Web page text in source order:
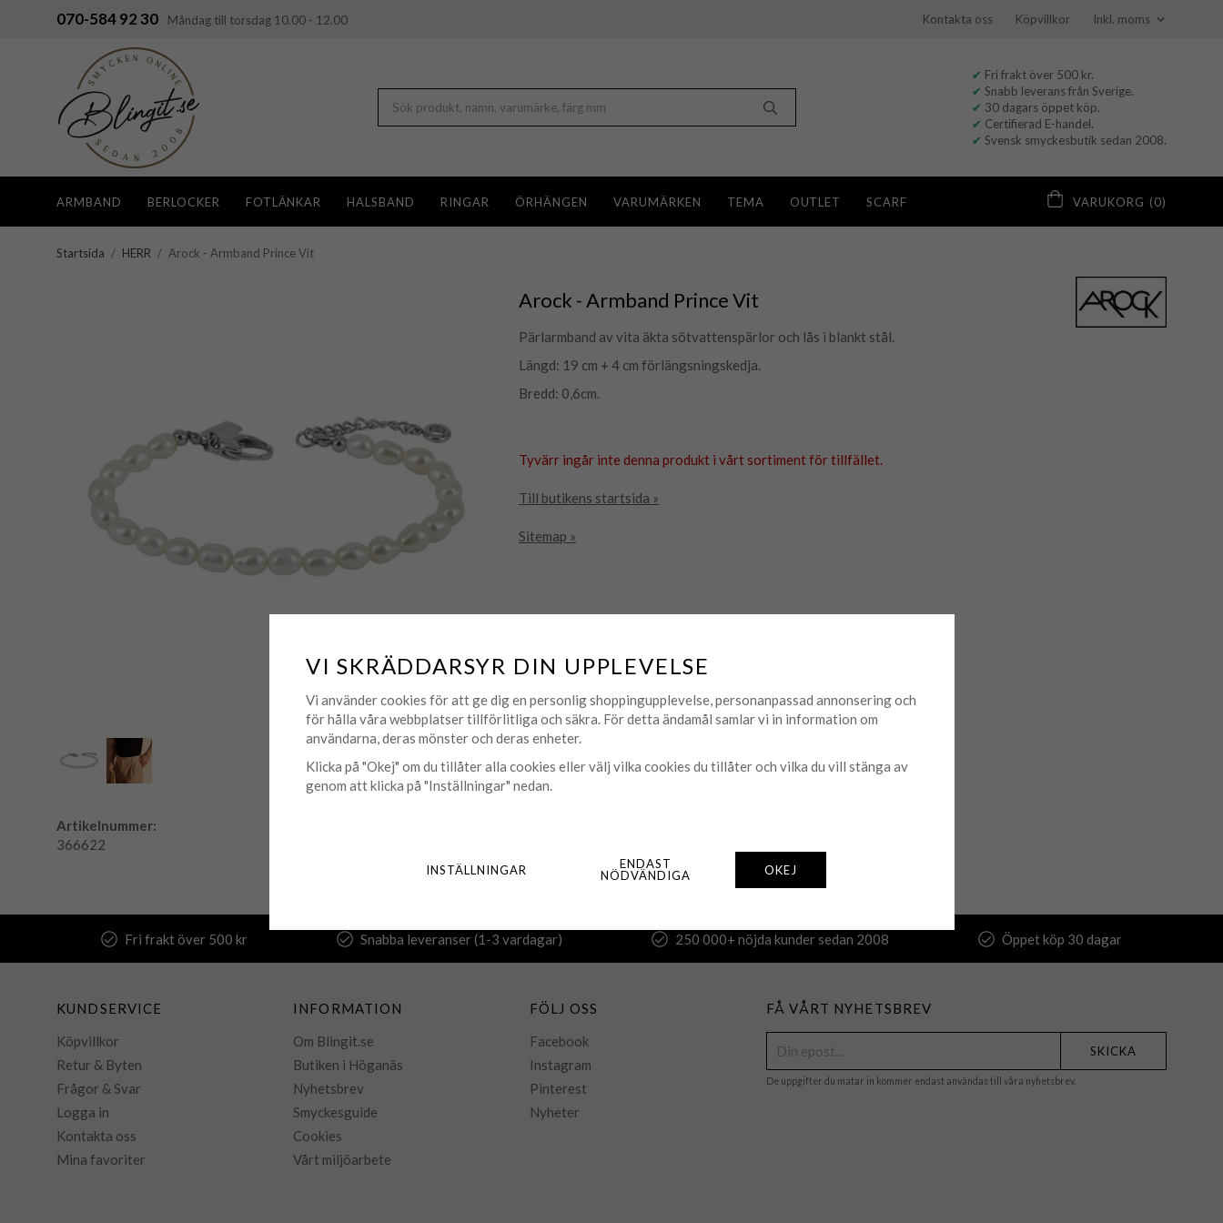
070-584 92 30 Måndag till torsdag 10.00 - 12.00 Kontakta oss Köpvillkor
✔ Fri frakt över 500 kr.
✔ Snabb leverans från Sverige.
✔ 30 dagars öppet köp.
✔ Certifierad E-handel.
✔ Svensk smyckesbutik sedan 2008.
ARMBAND BERLOCKER FOTLÄNKAR HALSBAND RINGAR ÖRHÄNGEN VARUMÄRKEN TEMA OUTLET SCARF VARUKORG (0)
Startsida / HERR / Arock - Armband Prince Vit
Arock - Armband Prince Vit
Pärlarmband av vita äkta sötvattenspärlor och lås i blankt stål.
Längd: 19 cm + 4 cm förlängsningskedja.
Bredd: 0,6cm.
Tyvärr ingår inte denna produkt i vårt sortiment för tillfället.
Till butikens startsida »
Sitemap »
Artikelnummer:
366622
Fri frakt över 500 kr Snabba leveranser (1-3 vardagar) 250 000+ nöjda kunder sedan 2008 Öppet köp 30 dagar
KUNDSERVICE
Köpvillkor
Retur & Byten
Frågor & Svar
Logga in
Kontakta oss
Mina favoriter
INFORMATION
Om Blingit.se
Butiken i Höganäs
Nyhetsbrev
Smyckesguide
Cookies
Vårt miljöarbete
FÖLJ OSS
Facebook
Instagram
Pinterest
Nyheter
FÅ VÅRT NYHETSBREV
SKICKA
De uppgifter du matar in kommer endast användas till våra nyhetsbrev.
VI SKRÄDDARSYR DIN UPPLEVELSE
Vi använder cookies för att ge dig en personlig shoppingupplevelse, personanpassad annonsering och
för hålla våra webbplatser tillförlitliga och säkra. För detta ändamål samlar vi in information om
användarna, deras mönster och deras enheter.
Klicka på "Okej" om du tillåter alla cookies eller välj vilka cookies du tillåter och vilka du vill stänga av
genom att klicka på "Inställningar" nedan.
INSTÄLLNINGAR
ENDAST
NÖDVÄNDIGA
OKEJ